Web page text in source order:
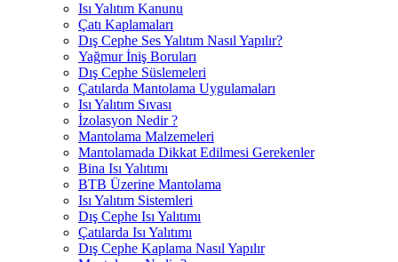
Isı Yalıtım Kanunu
Çatı Kaplamaları
Dış Cephe Ses Yalıtım Nasıl Yapılır?
Yağmur İniş Boruları
Dış Cephe Süslemeleri
Çatılarda Mantolama Uygulamaları
Isı Yalıtım Sıvası
İzolasyon Nedir ?
Mantolama Malzemeleri
Mantolamada Dikkat Edilmesi Gerekenler
Bina Isı Yalıtımı
BTB Üzerine Mantolama
Isı Yalıtım Sistemleri
Dış Cephe Isı Yalıtımı
Çatılarda Isı Yalıtımı
Dış Cephe Kaplama Nasıl Yapılır